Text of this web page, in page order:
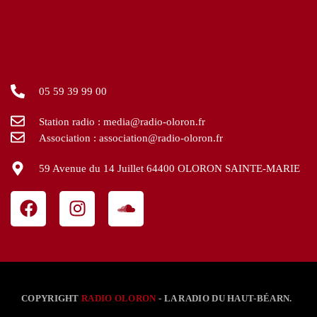
05 59 39 99 00
Station radio : media@radio-oloron.fr
Association : association@radio-oloron.fr
59 Avenue du 14 Juillet 64400 OLORON SAINTE-MARIE
COPYRIGHTRADIO OLORON - LA RADIO DU HAUT-BÉARN.